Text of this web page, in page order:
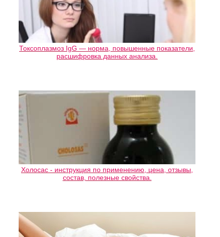
Токсоплазмоз IgG — норма, повышенные показатели,
расшифровка данных анализа.
Холосас - инструкция по применению, цена, отзывы,
состав, полезные свойства.